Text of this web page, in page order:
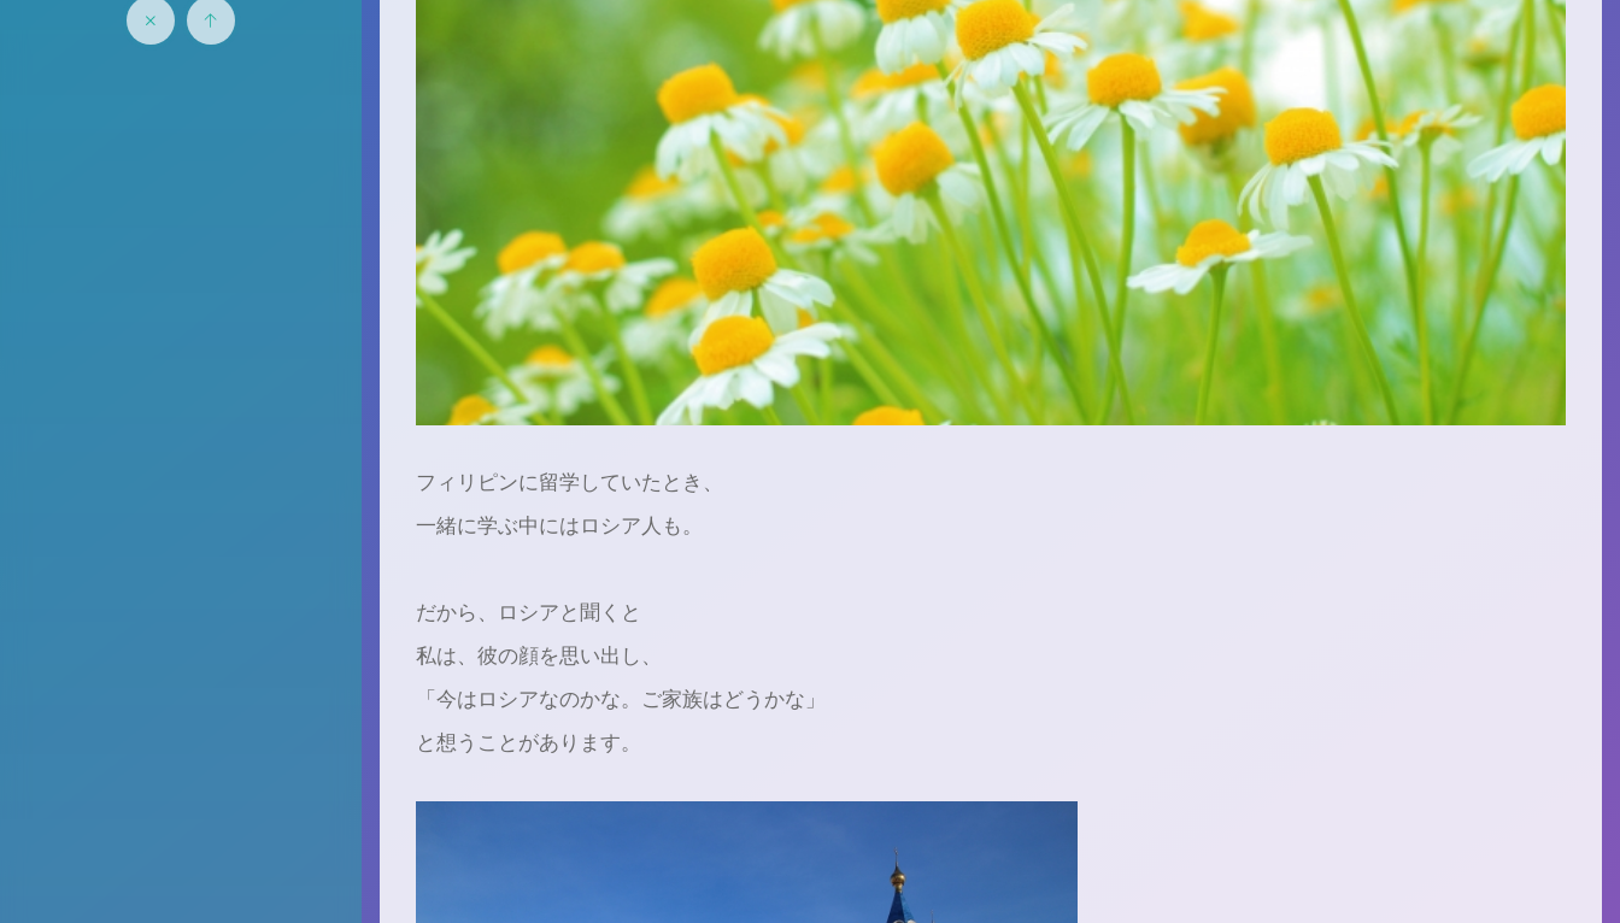
フィリピンに留学していたとき、
一緒に学ぶ中にはロシア人も。
だから、ロシアと聞くと
私は、彼の顔を思い出し、
「今はロシアなのかな。ご家族はどうかな」
と想うことがあります。